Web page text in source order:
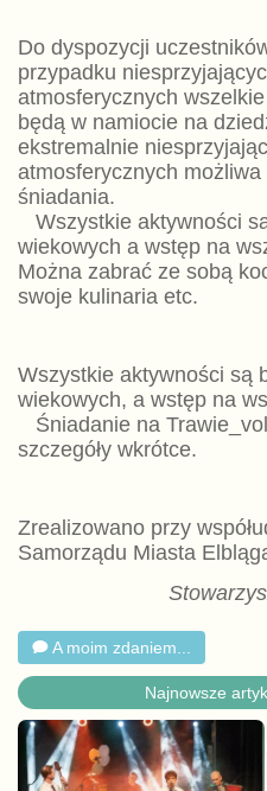
Do dyspozycji
przypadku
atmosferycznych
będą w namiocie na
ekstremalnie
atmosferycznych
śniadania.
Wszystkie aktywności
wiekowych a wstęp na
Można zabrać ze sobą
swoje kulinaria etc.
Wszystkie aktywności są
wiekowych, a wstęp na
Śniadanie na
szczegóły wkrótce.
Zrealizowano przy
Samorządu Miasta
A moim zdaniem...
Najnowsze